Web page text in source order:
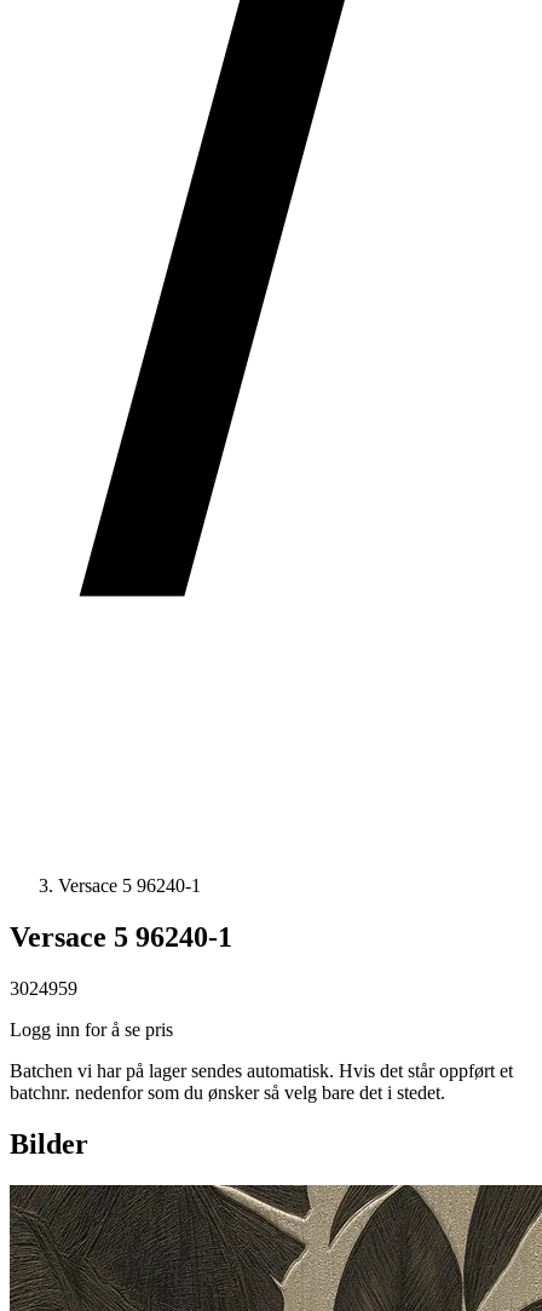
Versace 5 96240-1
Versace 5 96240-1
3024959
Logg inn for å se pris
Batchen vi har på lager sendes automatisk. Hvis det står oppført et
batchnr. nedenfor som du ønsker så velg bare det i stedet.
Bilder